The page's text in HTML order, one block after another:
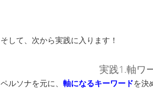
そして、次から実践に入ります！
実践1.軸ワ
ペルソナを元に、 軸になるキーワードを決